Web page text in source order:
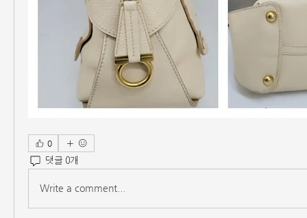
0
댓글 0개
Write a comment...